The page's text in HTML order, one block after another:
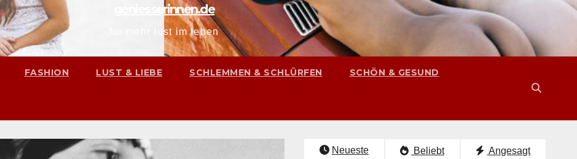
geniesserinnen.de
für mehr lust im leben
FASHION LUST & LIEBE SCHLEMMEN & SCHLÜRFEN SCHÖN & GESUND
Neueste Beliebt Angesagt